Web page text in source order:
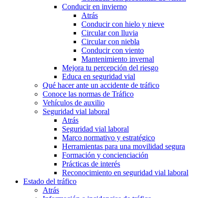
Conducir en invierno
Atrás
Conducir con hielo y nieve
Circular con lluvia
Circular con niebla
Conducir con viento
Mantenimiento invernal
Mejora tu percepción del riesgo
Educa en seguridad vial
Qué hacer ante un accidente de tráfico
Conoce las normas de Tráfico
Vehículos de auxilio
Seguridad vial laboral
Atrás
Seguridad vial laboral
Marco normativo y estratégico
Herramientas para una movilidad segura
Formación y concienciación
Prácticas de interés
Reconocimiento en seguridad vial laboral
Estado del tráfico
Atrás